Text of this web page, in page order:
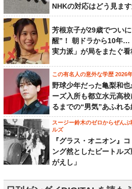
NHKの対応はどう見ます
芳根京子が29歳でつい
醒”！ 朝ドラから10年…
実力派」が局をまたぐ看
この有名人の意外な学歴 2026
野球少年だった亀梨和
ーズ入所も都立水元高
るまでの“男気”あふれ
スージー鈴木のゼロからぜんぶ
ルズ
『グラス・オニオン』
ング然としたビートル
がえし」